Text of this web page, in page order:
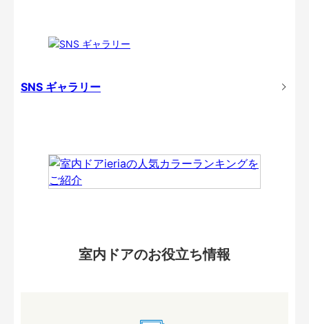
SNS ギャラリー
室内ドアのお役立ち情報